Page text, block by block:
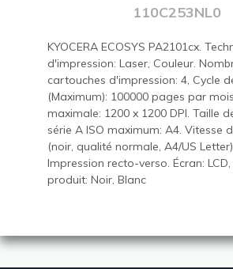
110C253NL0
KYOCERA ECOSYS PA2101cx.
d'impression: Laser, Couleur.
cartouches d'impression: 4, Cycle
(Maximum): 100000 pages par
maximale: 1200 x 1200 DPI. Taille
série A ISO maximum: A4. Vitesse
(noir, qualité normale, A4/US
Impression recto-verso. Écran:
produit: Noir, Blanc